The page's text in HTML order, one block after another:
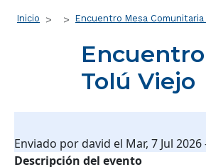
Ruta de navegación
Inicio Encuentro Mesa
Tolú Viejo
Enviado pordavid el Mar, 7 Jul 2026
Descripción del evento